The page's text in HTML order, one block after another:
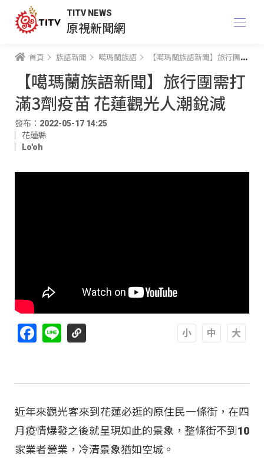
TITV NEWS
原視新聞網
首頁 族語新聞 噶瑪蘭族語 【噶瑪蘭族語新聞】旅行團需打滿3劑疫苗 花蓮觀光人潮銳減
【噶瑪蘭族語新聞】旅行團需打
滿3劑疫苗 花蓮觀光人潮銳減
發布：2022-05-17 14:25
花蓮縣
Lo'oh
Facebook
Line
近年來觀光客來到花蓮必逛的原住民一條街，在四
月疫情爆發之後就呈現如此的景象，整條街不到10
家業者營業，冷清景象猶如空城。